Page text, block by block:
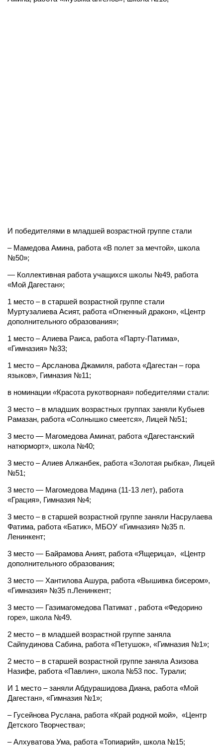
И победителями в младшей возрастной группе стали
– Мамедова Амина, работа «В полет за мечтой», школа
№50»;
— Коллективная работа учащихся школы №49, работа
«Мой Дагестан»;
1 место – в старшей возрастной группе стали
Муртузалиева Асият, работа «Огненный дракон», «Центр
дополнительного образования»;
1 место – Алиева Раиса, работа «Парту-Патима»,
«Гимназия» №33;
1 место – Арсланова Джамиля, работа «Дагестан – гора
языков», Гимназия №11;
в номинации «Красота рукотворная» победителями стали:
3 место – в младших возрастных группах заняли Кубыев
Рамазан, работа «Солнышко смеется», Лицей №51;
3 место — Магомедова Аминат, работа «Дагестанский
натюрморт», школа №40;
3 место – Алиев Алжанбек, работа «Золотая рыбка», Лицей
№51;
3 место — Магомедова Мадина (11-13 лет), работа
«Грация», Гимназия №4;
3 место – в старшей возрастной группе заняли Насрулаева
Фатима, работа «Батик», МБОУ «Гимназия» №35 п.
Ленинкент;
3 место — Байрамова Аният, работа «Ящерица», «Центр
дополнительного образования;
3 место — Хантилова Ашура, работа «Вышивка бисером»,
«Гимназия» №35 п.Ленинкент;
3 место — Газимагомедова Патимат , работа «Федорино
горе», школа №49.
2 место – в младшей возрастной группе заняла
Сайпудинова Сабина, работа «Петушок», «Гимназия №1»;
2 место – в старшей возрастной группе заняла Азизова
Назифе, работа «Павлин», школа №53 пос. Турали;
И 1 место – заняли Абдурашидова Диана, работа «Мой
Дагестан», «Гимназия №1»;
– Гусейнова Руслана, работа «Край родной мой», «Центр
Детского Творчества»;
– Алхуватова Ума, работа «Топиарий», школа №15;